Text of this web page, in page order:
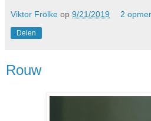
Viktor Frölke op 9/21/2019 2
Delen
Rouw